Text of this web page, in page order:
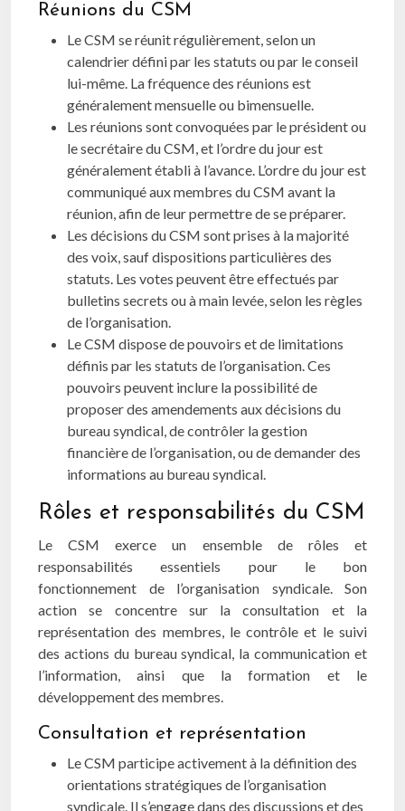
Réunions du CSM
Le CSM se réunit régulièrement, selon un
calendrier défini par les statuts ou par le conseil
lui-même. La fréquence des réunions est
généralement mensuelle ou bimensuelle.
Les réunions sont convoquées par le président ou
le secrétaire du CSM, et l’ordre du jour est
généralement établi à l’avance. L’ordre du jour est
communiqué aux membres du CSM avant la
réunion, afin de leur permettre de se préparer.
Les décisions du CSM sont prises à la majorité
des voix, sauf dispositions particulières des
statuts. Les votes peuvent être effectués par
bulletins secrets ou à main levée, selon les règles
de l’organisation.
Le CSM dispose de pouvoirs et de limitations
définis par les statuts de l’organisation. Ces
pouvoirs peuvent inclure la possibilité de
proposer des amendements aux décisions du
bureau syndical, de contrôler la gestion
financière de l’organisation, ou de demander des
informations au bureau syndical.
Rôles et responsabilités du CSM
Le CSM exerce un ensemble de rôles et
responsabilités essentiels pour le bon
fonctionnement de l’organisation syndicale. Son
action se concentre sur la consultation et la
représentation des membres, le contrôle et le suivi
des actions du bureau syndical, la communication et
l’information, ainsi que la formation et le
développement des membres.
Consultation et représentation
Le CSM participe activement à la définition des
orientations stratégiques de l’organisation
syndicale. Il s’engage dans des discussions et des